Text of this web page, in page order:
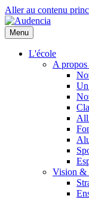
Aller au contenu
Menu
L'école
A
Vision &